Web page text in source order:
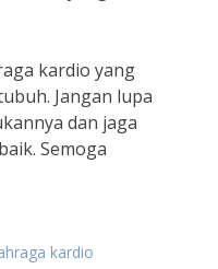
kardio yang
Jangan lupa
dan jaga
Semoga
kardio